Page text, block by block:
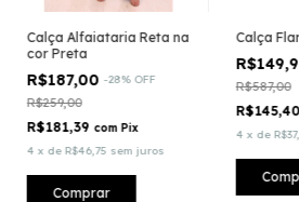
Calça Alfaiataria Reta na
cor Preta
R$187,00 -28% OFF
R$259,00
R$181,39 com Pix
4 x de R$46,75 sem juros
Comprar
Calça
R$587,00
R$145,40
4 x de